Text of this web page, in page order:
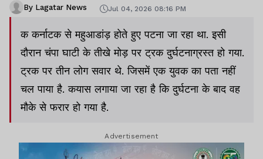
By Lagatar News Jul 04, 2026 08:16 PM
क कर्नाटक से महुआडांड़ होते हुए पटना जा रहा था. इसी
दौरान चंपा घाटी के तीखे मोड़ पर ट्रक दुर्घटनाग्रस्त हो गया.
ट्रक पर तीन लोग सवार थे. जिसमें एक युवक का पता नहीं
चल पाया है. कयास लगाया जा रहा है कि दुर्घटना के बाद वह
मौके से फरार हो गया है.
Advertisement